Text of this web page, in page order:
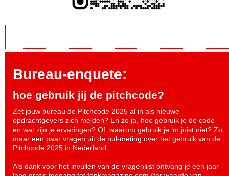
Bureau-enquete:
hoe gebruik jij de pitchcode?
Zet jouw bureau de Pitchcode 2025 al in als nieuwe
opdrachtgevers zich melden? En zo ja, hoe gebruik je de code
en wat zijn je ervaringen? Of: waarom gebruik je ‘m juist niet? Zo
maar een paar vragen uit de nul-meting over het gebruik van de
Pitchcode 2025 in Nederland.
Als dank voor het invullen van de vragenlijst ontvang je een jaar